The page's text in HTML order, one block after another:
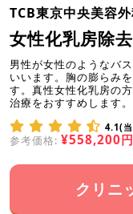
TCB東京中央美容
女性化乳房除
男性が女性のようなバ
いいます。胸の膨らみ
す。真性女性化乳房の
治療をおすすめします。
4.1(
参考価格: ¥558,200
クリニ